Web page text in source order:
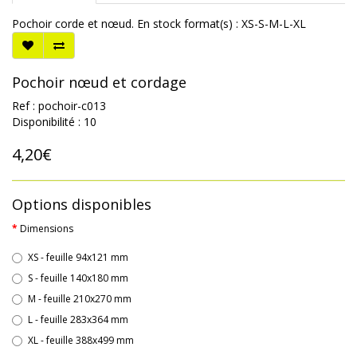
Pochoir corde et nœud. En stock format(s) : XS-S-M-L-XL
Pochoir nœud et cordage
Ref : pochoir-c013
Disponibilité : 10
4,20€
Options disponibles
Dimensions
XS - feuille 94x121 mm
S - feuille 140x180 mm
M - feuille 210x270 mm
L - feuille 283x364 mm
XL - feuille 388x499 mm